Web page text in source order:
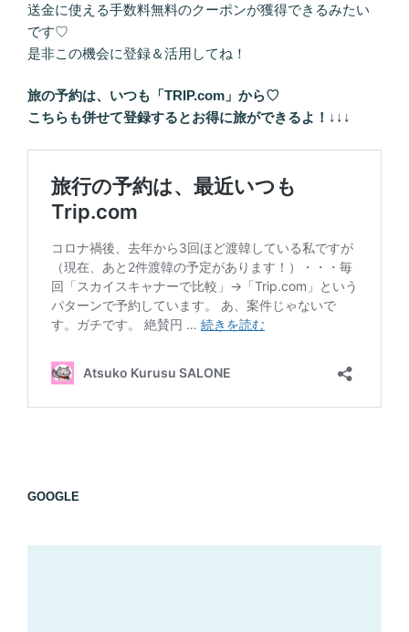
送金に使える手数料無料のクーポンが獲得できるみたい
です♡
是非この機会に登録＆活用してね！
旅の予約は、いつも「TRIP.com」から♡
こちらも併せて登録するとお得に旅ができるよ！ ↓↓↓
GOOGLE